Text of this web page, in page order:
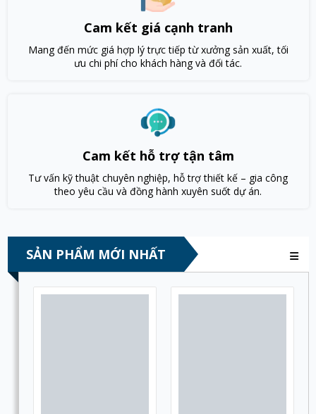
Cam kết giá cạnh tranh
Mang đến mức giá hợp lý trực tiếp từ xưởng sản xuất, tối
ưu chi phí cho khách hàng và đối tác.
Cam kết hỗ trợ tận tâm
Tư vấn kỹ thuật chuyên nghiệp, hỗ trợ thiết kế – gia công
theo yêu cầu và đồng hành xuyên suốt dự án.
SẢN PHẨM MỚI NHẤT